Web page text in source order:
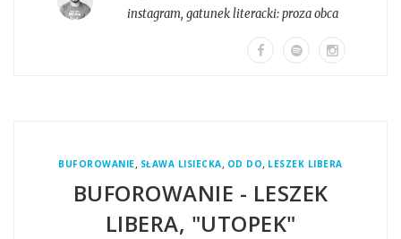
instagram, gatunek literacki:proza obca
BUFOROWANIE, SŁAWA LISIECKA, OD DO, LESZEK LIBERA
BUFOROWANIE - LESZEK
LIBERA, "UTOPEK"